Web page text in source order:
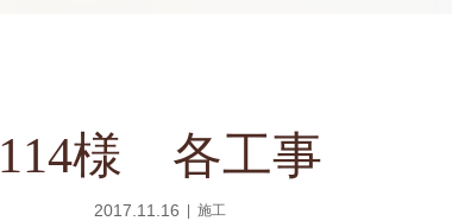
114様 各工事
2017.11.16 施工